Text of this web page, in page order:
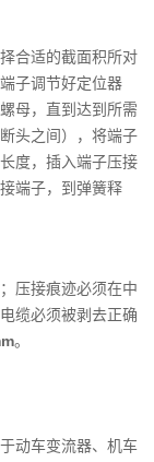
合适的截面积所对
子调节好定位器
母，直到达到所需
头之间），将端子
度，插入端子压接
端子，到弹簧释
压接痕迹必须在中
缆必须被剥去正确
。
动车变流器、机车